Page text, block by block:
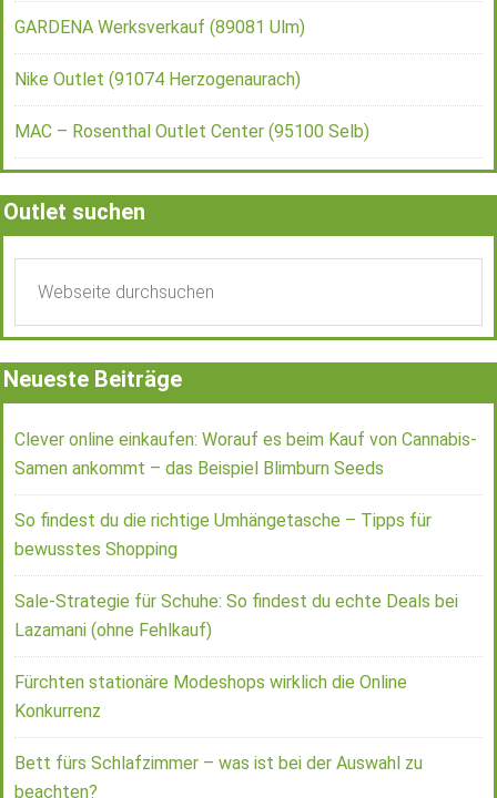
GARDENA Werksverkauf (89081 Ulm)
Nike Outlet (91074 Herzogenaurach)
MAC – Rosenthal Outlet Center (95100 Selb)
Outlet suchen
Neueste Beiträge
Clever online einkaufen: Worauf es beim Kauf von Cannabis-
Samen ankommt – das Beispiel Blimburn Seeds
So findest du die richtige Umhängetasche – Tipps für
bewusstes Shopping
Sale-Strategie für Schuhe: So findest du echte Deals bei
Lazamani (ohne Fehlkauf)
Fürchten stationäre Modeshops wirklich die Online
Konkurrenz
Bett fürs Schlafzimmer – was ist bei der Auswahl zu
beachten?